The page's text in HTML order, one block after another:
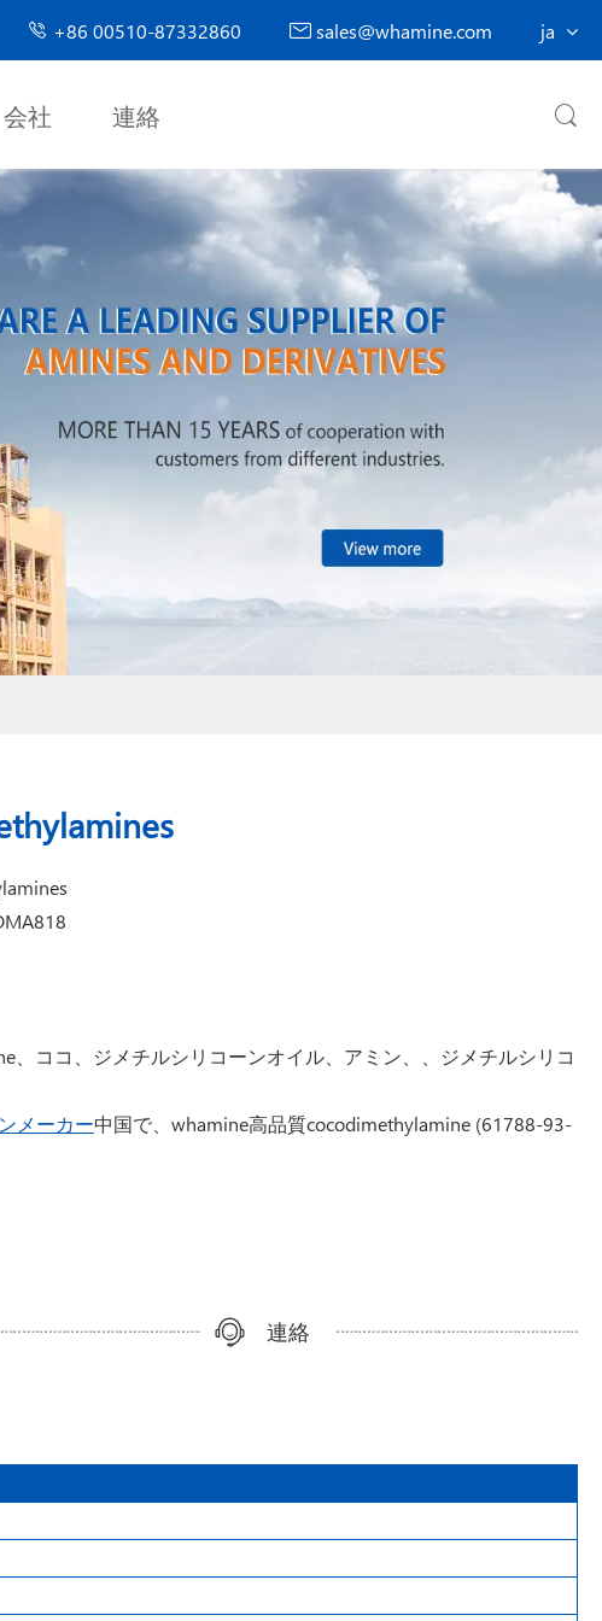
 +86 00510-87332860  sales@whamine.com ja
会社 連絡 
、ココ、ジメチルシリコーンオイル、アミン、、ジメチルシリコ
メーカー中国で、whamine高品質cocodimethylamine (61788-93-
連絡